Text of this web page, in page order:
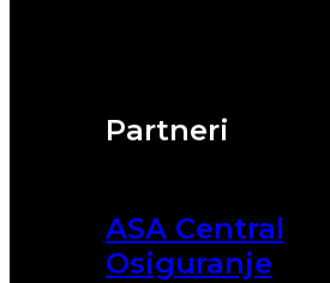
Partneri
ASA Central
Osiguranje